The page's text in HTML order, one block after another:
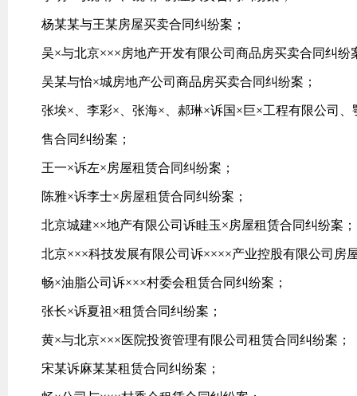
杨某某与王某房屋买卖合同纠纷案；
吴×与北京×××房地产开发有限公司商品房买卖合同纠纷
吴某与怡×城房地产公司商品房买卖合同纠纷案；
张埃×、李彩×、张海×、郝琳×诉国×巨×工程有限公司
售合同纠纷案；
王一×诉左×房屋租赁合同纠纷案；
陈雅×诉李士×房屋租赁合同纠纷案；
北京城建××地产有限公司诉眭玉×房屋租赁合同纠纷案；
北京×××科技发展有限公司诉××××产业控股有限公司房
畅×油脂公司诉×××村委会租赁合同纠纷案；
张长×诉夏祖×租赁合同纠纷案；
黄×与北京×××医院投资管理有限公司租赁合同纠纷案；
宋某诉麻某某租赁合同纠纷案；